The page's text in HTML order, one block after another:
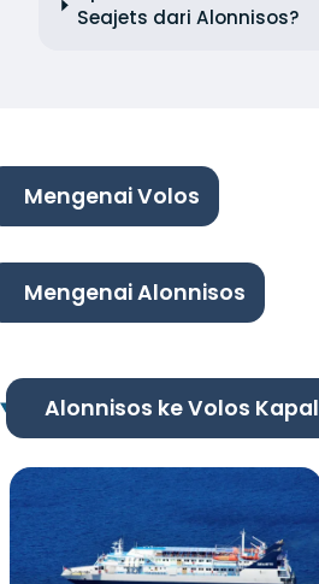
Seajets dari Alonnisos?
Mengenai Volos
Mengenai Alonnisos
Alonnisos ke Volos Kapal